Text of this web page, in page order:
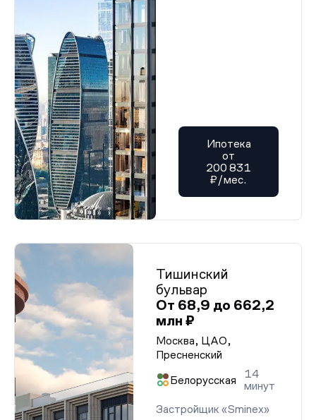
Ипотека
от
200 831
₽/мес.
Тишинский
бульвар
От 68,9 до 662,2
млн ₽
Москва, ЦАО,
Пресненский
Белорусская
14
минут
Застройщик «Sminex»